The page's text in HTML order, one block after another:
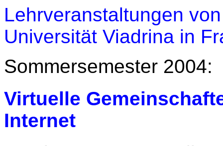
Lehrveranstaltungen
Universität Viadrina in
Sommersemester 2004:
Virtuelle
Internet